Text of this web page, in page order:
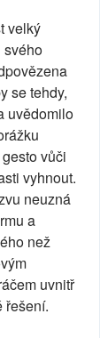
velký
svého
se tehdy,
uvědomilo
vůči
vyhnout.
neuzná
a
než
uvnitř
řešení.